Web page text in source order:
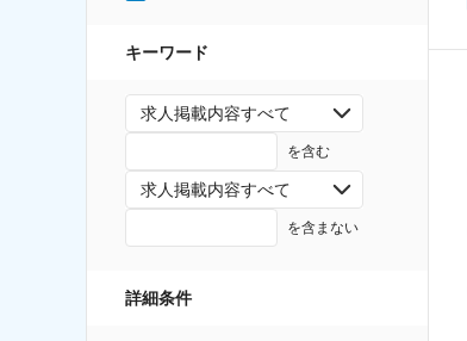
キーワード
求人掲載内容すべて
を含む
求人掲載内容すべて
を含まない
詳細条件